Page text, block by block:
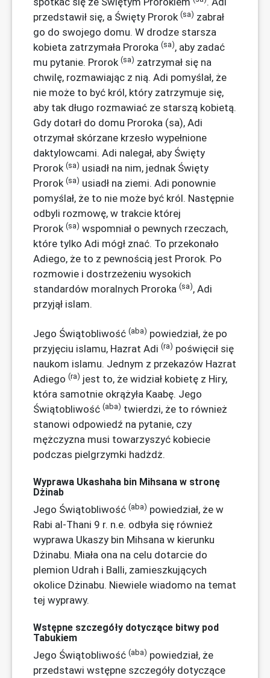
przedstawił się, a Święty Prorok (sa) zabrał
go do swojego domu. W drodze starsza
kobieta zatrzymała Proroka (sa), aby zadać
mu pytanie. Prorok (sa) zatrzymał się na
chwilę, rozmawiając z nią. Adi pomyślał, że
nie może to być król, który zatrzymuje się,
aby tak długo rozmawiać ze starszą kobietą.
Gdy dotarł do domu Proroka (sa), Adi
otrzymał skórzane krzesło wypełnione
daktylowcami. Adi nalegał, aby Święty
Prorok (sa) usiadł na nim, jednak Święty
Prorok (sa) usiadł na ziemi. Adi ponownie
pomyślał, że to nie może być król. Następnie
odbyli rozmowę, w trakcie której
Prorok (sa) wspomniał o pewnych rzeczach,
które tylko Adi mógł znać. To przekonało
Adiego, że to z pewnością jest Prorok. Po
rozmowie i dostrzeżeniu wysokich
standardów moralnych Proroka (sa), Adi
przyjął islam.
Jego Świątobliwość (aba) powiedział, że po
przyjęciu islamu, Hazrat Adi (ra) poświęcił się
naukom islamu. Jednym z przekazów Hazrat
Adiego (ra) jest to, że widział kobietę z Hiry,
która samotnie okrążyła Kaabę. Jego
Świątobliwość (aba) twierdzi, że to również
stanowi odpowiedź na pytanie, czy
mężczyzna musi towarzyszyć kobiecie
podczas pielgrzymki hadżdż.
Wyprawa Ukashaha bin Mihsana w stronę
Dżinab
Jego Świątobliwość (aba) powiedział, że w
Rabi al-Thani 9 r. n.e. odbyła się również
wyprawa Ukaszy bin Mihsana w kierunku
Dżinabu. Miała ona na celu dotarcie do
plemion Udrah i Balli, zamieszkujących
okolice Dżinabu. Niewiele wiadomo na temat
tej wyprawy.
Wstępne szczegóły dotyczące bitwy pod
Tabukiem
Jego Świątobliwość (aba) powiedział, że
przedstawi wstępne szczegóły dotyczące